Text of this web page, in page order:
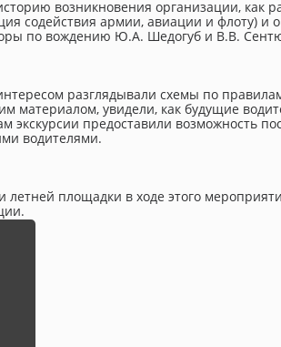
возникновения организации, как
содействия армии, авиации и флоту)
по вождению Ю.А. Шедогуб и В.В.
разглядывали схемы по
материалом, увидели, как будущие
экскурсии предоставили возможность
водителями.
летней площадки в ходе этого